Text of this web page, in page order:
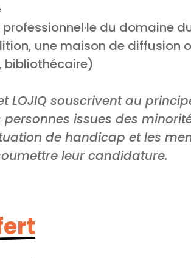
professionnel·le du domaine
une maison de diffusion
bibliothécaire)
LOJIQ souscrivent au
issues des
de handicap et les
leur candidature.